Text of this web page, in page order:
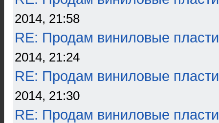
2014, 21:58
RE: Продам виниловые
2014, 21:24
RE: Продам виниловые
2014, 21:30
RE: Продам виниловые